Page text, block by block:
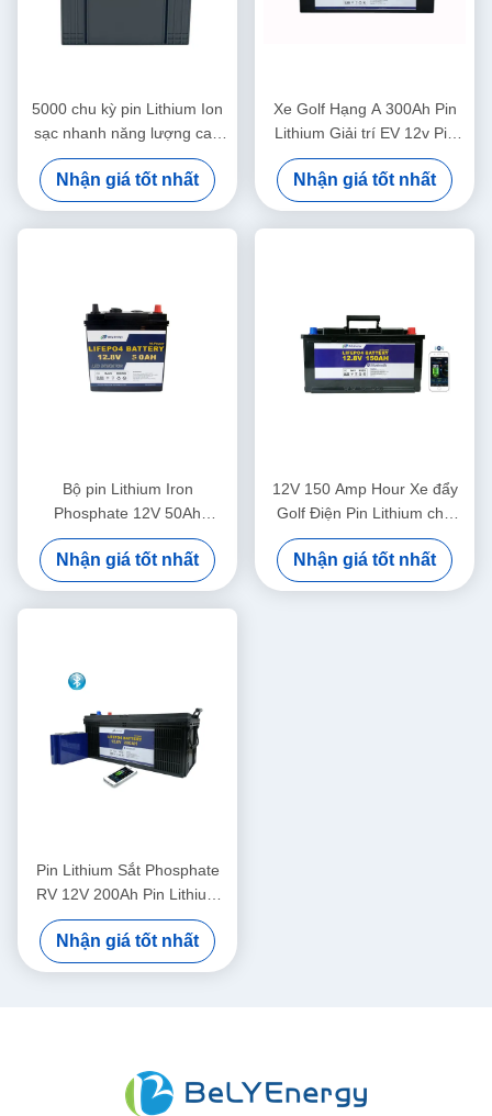
5000 chu kỳ pin Lithium Ion
sạc nhanh năng lượng cao
48V40Ah cho xe golf
Nhận giá tốt nhất
Xe Golf Hạng A 300Ah Pin
Lithium Giải trí EV 12v Pin
lưu trữ
Nhận giá tốt nhất
Bộ pin Lithium Iron
Phosphate 12V 50Ah
Lifepo4 để đi trên xe golf
Nhận giá tốt nhất
12V 150 Amp Hour Xe đẩy
Golf Điện Pin Lithium cho
Thuyền tị nạn
Nhận giá tốt nhất
Pin Lithium Sắt Phosphate
RV 12V 200Ah Pin Lithium
Xe đẩy Golf Xe điện
Nhận giá tốt nhất